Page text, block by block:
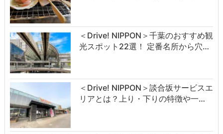
＜Drive! NIPPON＞千葉のおすすめ観
光スポット22選！ 定番名所から穴…
＜Drive! NIPPON＞談合坂サービスエ
リアとは？上り・下りの特徴や一…